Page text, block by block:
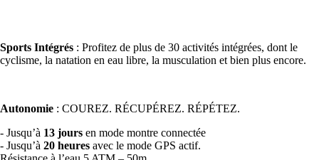
Sports Intégrés : Profitez de plus de 30 activités intégrées, dont le
cyclisme, la natation en eau libre, la musculation et bien plus encore.
Autonomie : COUREZ. RÉCUPÉREZ. RÉPÉTEZ.
- Jusqu’à 13 jours en mode montre connectée
- Jusqu’à 20 heures avec le mode GPS actif.